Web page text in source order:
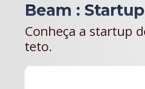
Beam :
Conheça a startup
teto.